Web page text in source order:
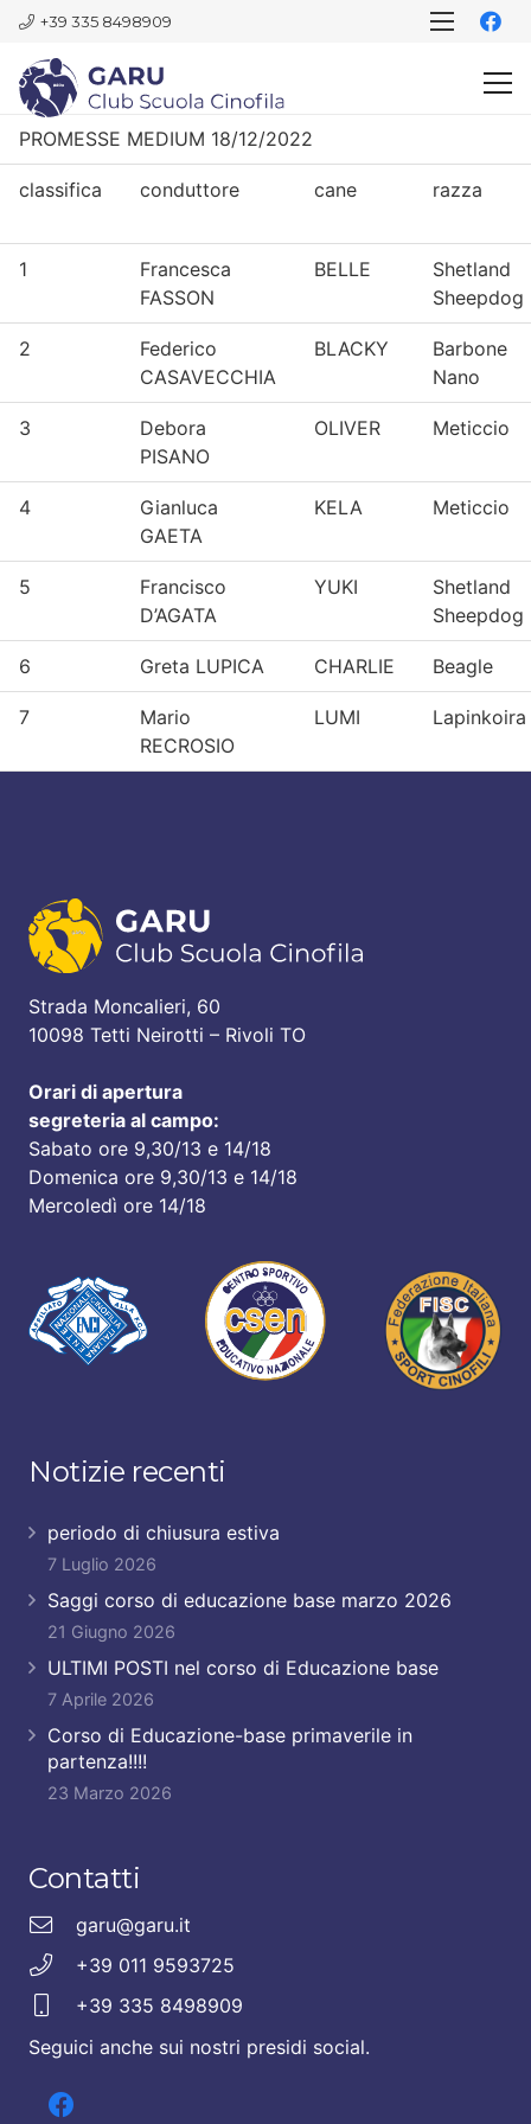
+39 335 8498909
PROMESSE MEDIUM 18/12/2022
classifica conduttore cane razza
1
Francesca
FASSON
BELLE
Shetland
Sheepdog
2
Federico
CASAVECCHIA
BLACKY
Barbone
Nano
3
Debora
PISANO
OLIVER Meticcio
4
Gianluca
GAETA
KELA Meticcio
5
Francisco
D’AGATA
YUKI
Shetland
Sheepdog
6 Greta LUPICA CHARLIE Beagle
7
Mario
RECROSIO
LUMI Lapinkoira
Strada Moncalieri, 60
10098 Tetti Neirotti – Rivoli TO
Orari di apertura
segreteria al campo:
Sabato ore 9,30/13 e 14/18
Domenica ore 9,30/13 e 14/18
Mercoledì ore 14/18
Notizie recenti
periodo di chiusura estiva
7 Luglio 2026
Saggi corso di educazione base marzo 2026
21 Giugno 2026
ULTIMI POSTI nel corso di Educazione base
7 Aprile 2026
Corso di Educazione-base primaverile in
partenza!!!!
23 Marzo 2026
Contatti
garu@garu.it
+39 011 9593725
+39 335 8498909
Seguici anche sui nostri presidi social.